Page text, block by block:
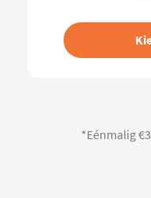
*Eénmalig